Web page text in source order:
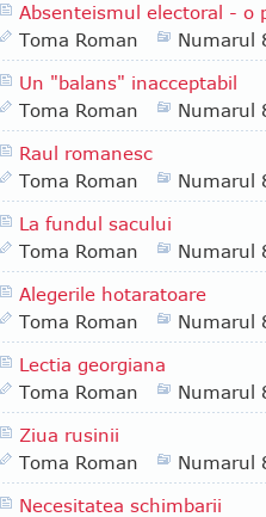
Absenteismul electoral - o
Toma Roman
Numarul
Un "balans" inacceptabil
Toma Roman
Numarul
Raul romanesc
Toma Roman
Numarul
La fundul sacului
Toma Roman
Numarul
Alegerile hotaratoare
Toma Roman
Numarul
Lectia georgiana
Toma Roman
Numarul
Ziua rusinii
Toma Roman
Numarul
Necesitatea schimbarii